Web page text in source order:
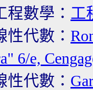
程數學： 工
性代數 ：
6/e,
性代數 ：